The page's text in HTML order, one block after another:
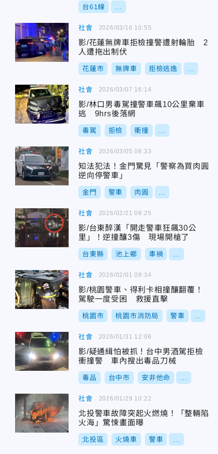
台61線
社會
影/花蓮無牌車拒檢撞警遭射輪胎 2
人遭拖出制伏
花蓮市 無牌車 拒檢逃逸
2026/03/16 10:55
社會
影/林口男毒駕撞警車飆10公里棄車
逃 9hrs後落網
毒駕 拒檢 衝撞
2026/03/07 16:14
社會
知法犯法！金門驚見「警察為買肉圓
逆向停警車」
金門 警車 肉圓
2026/03/05 08:33
社會
影/台東醉漢「開走警車狂飆30公
里」！逆撞釀3傷 現場開槍了
台東縣 池上鄉 車禍
2026/02/21 08:25
社會
影/桃園警車、得利卡相撞釀翻覆！
駕駛一度受困 救援直擊
桃園市 桃園市消防局 警車
2026/02/01 09:34
社會
影/疑通緝怕被抓！台中男酒駕拒檢
衝撞警 車內搜出毒品刀械
毒品 台中市 安非他命
2026/01/31 12:06
社會
北投警車故障突起火燃燒！「整輛陷
火海」驚悚畫面曝
北投區 火燒車 警車
2026/01/29 10:22